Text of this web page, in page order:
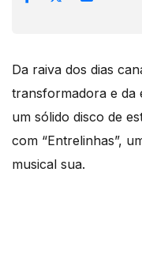
Da raiva dos dias
transformadora e da
um sólido disco de
com “Entrelinhas”,
musical sua.